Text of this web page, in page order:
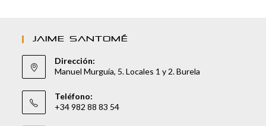
JAIME SANTOMÉ
Dirección:
Manuel Murguía, 5. Locales 1 y 2. Burela
Teléfono:
+34 982 88 83 54